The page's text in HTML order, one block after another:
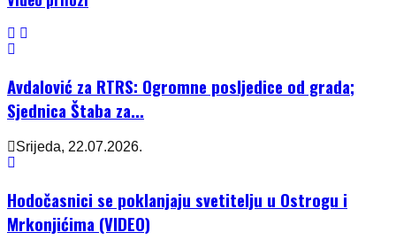
Avdalović za RTRS: Ogromne posljedice od grada;
Sjednica Štaba za...
Srijeda, 22.07.2026.
Hodočasnici se poklanjaju svetitelju u Ostrogu i
Mrkonjićima (VIDEO)